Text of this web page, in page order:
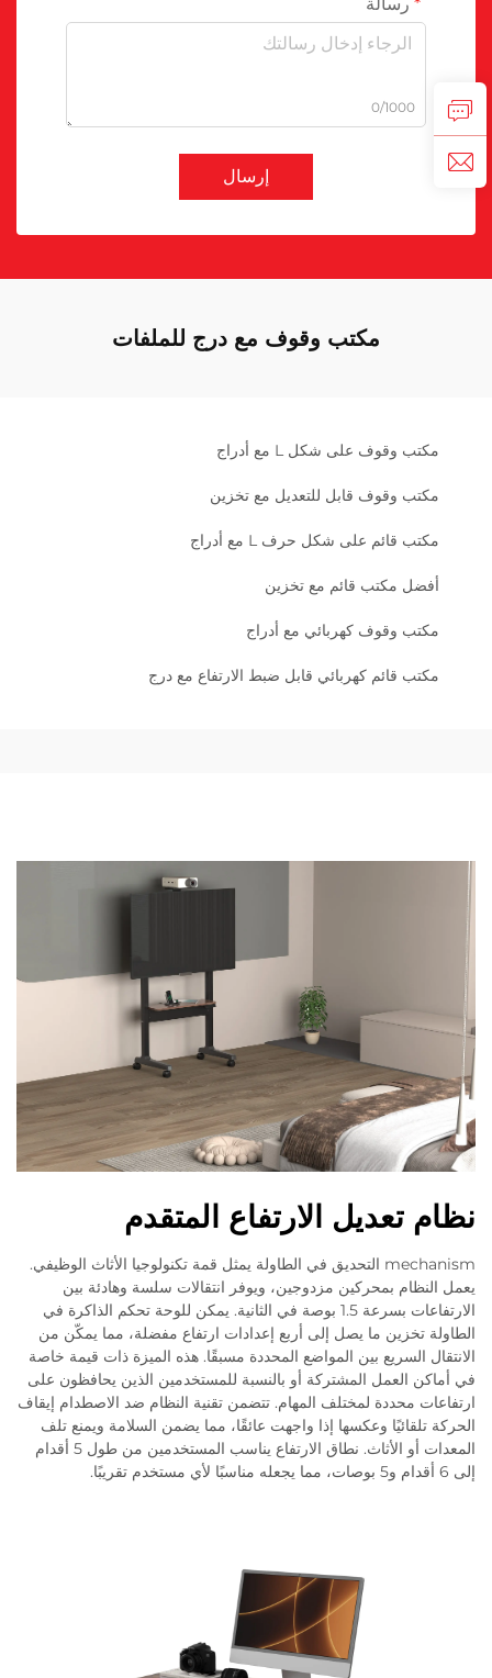
رسالة
0/1000
إرسال
مكتب وقوف مع درج للملفات
مكتب وقوف على شكل L مع أدراج
مكتب وقوف قابل للتعديل مع تخزين
مكتب قائم على شكل حرف L مع أدراج
أفضل مكتب قائم مع تخزين
مكتب وقوف كهربائي مع أدراج
مكتب قائم كهربائي قابل ضبط الارتفاع مع درج
نظام تعديل الارتفاع المتقدم
mechanism التحديق في الطاولة يمثل قمة تكنولوجيا الأثاث الوظيفي.
يعمل النظام بمحركين مزدوجين، ويوفر انتقالات سلسة وهادئة بين
الارتفاعات بسرعة 1.5 بوصة في الثانية. يمكن للوحة تحكم الذاكرة في
الطاولة تخزين ما يصل إلى أربع إعدادات ارتفاع مفضلة، مما يمكّن من
الانتقال السريع بين المواضع المحددة مسبقًا. هذه الميزة ذات قيمة خاصة
في أماكن العمل المشتركة أو بالنسبة للمستخدمين الذين يحافظون على
ارتفاعات محددة لمختلف المهام. تتضمن تقنية النظام ضد الاصطدام إيقاف
الحركة تلقائيًا وعكسها إذا واجهت عائقًا، مما يضمن السلامة ويمنع تلف
المعدات أو الأثاث. نطاق الارتفاع يناسب المستخدمين من طول 5 أقدام
إلى 6 أقدام و5 بوصات، مما يجعله مناسبًا لأي مستخدم تقريبًا.